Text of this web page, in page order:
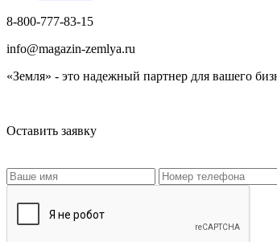
8-800-777-83-15
info@magazin-zemlya.ru
«Земля» - это надежный партнер для вашего
Оставить заявку